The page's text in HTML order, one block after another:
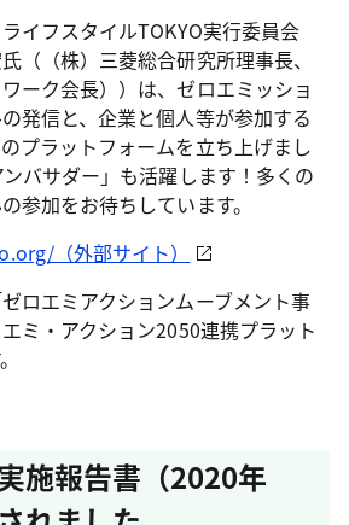
イフスタイルTOKYO実行委員会
（（株）三菱総合研究所理事長、
ーク会長））は、ゼロエミッショ
発信と、企業と個人等が参加する
プラットフォームを立ち上げまし
バサダー」も活躍します！多くの
参加をお待ちしています。
（外部サイト）
ロエミアクションムーブメント事
ミ・アクション2050連携プラット
施報告書（2020年